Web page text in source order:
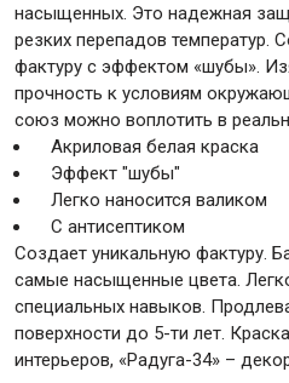
насыщенных. Это надежная
резких перепадов температур.
фактуру с эффектом «шубы».
прочность к условиям
союз можно воплотить в
Акриловая белая краска
Эффект "шубы"
Легко наносится валиком
С антисептиком
Создает уникальную фактуру.
самые насыщенные цвета.
специальных навыков.
поверхности до 5-ти лет.
интерьеров, «Радуга-34» –
Монтажные ленты
Канаты, шнуры
Всё для
Товары для бани и сауны
Оборудование для